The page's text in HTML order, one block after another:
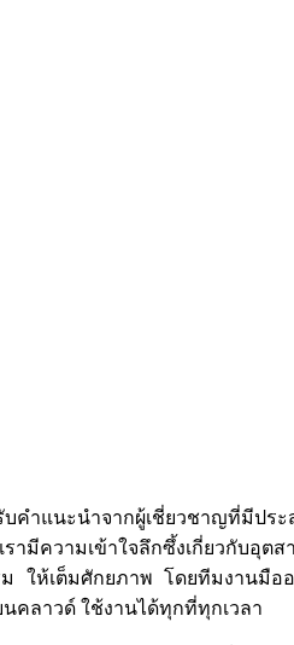
คำแนะนำจากผู้เชี่ยวชาญที่มีป
มีความเข้าใจลึกซึ้งเกี่ยวกับอุต
ให้เต็มศักยภาพ โดยทีมงานมื
คลาวด์ ใช้งานได้ทุกที่ทุกเวลา